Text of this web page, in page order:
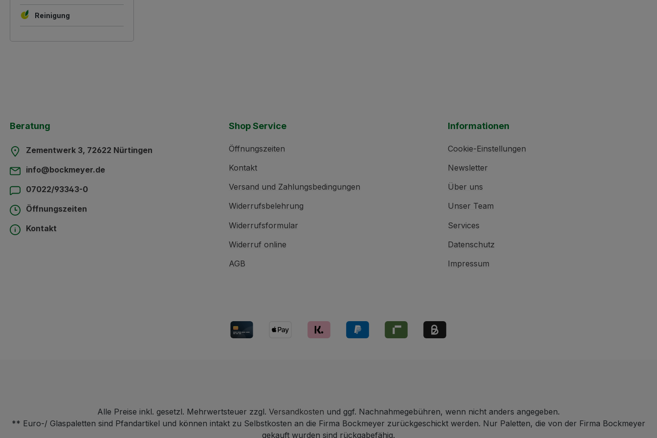
Reinigung
Beratung
Zementwerk 3, 72622 Nürtingen
info@bockmeyer.de
07022/93343-0
Öffnungszeiten
Kontakt
Shop Service
Öffnungszeiten
Kontakt
Versand und Zahlungsbedingungen
Widerrufsbelehrung
Widerrufsformular
Widerruf online
AGB
Informationen
Cookie-Einstellungen
Newsletter
Über uns
Unser Team
Services
Datenschutz
Impressum
Alle Preise inkl. gesetzl. Mehrwertsteuer zzgl. Versandkosten und ggf. Nachnahmegebühren, wenn nicht anders angegeben.
** Euro-/ Glaspaletten sind Pfandartikel und können intakt zu Selbstkosten an die Firma Bockmeyer zurückgeschickt werden. Nur Paletten, die von der Firma Bockmeyer
gekauft wurden sind rückgabefähig.